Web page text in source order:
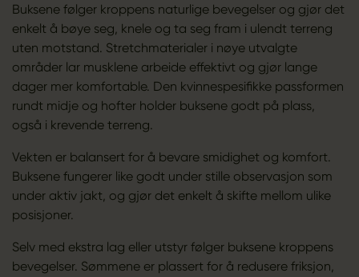
Buksene følger kroppens naturlige bevegelser og gjør det
enkelt å bøye seg, knele og ta seg fram i ulendt terreng
uten motstand. Stretchmaterialer i nøye utvalgte
områder lar musklene arbeide effektivt og gjør lange
dager mer komfortable. Den kvinnespesifikke passformen
rundt midje og hofter holder buksene godt på plass,
også i krevende terreng.
Vekten er balansert for å bevare smidighet og komfort.
Buksene fungerer like godt under stille observasjon som
under aktiv jakt, og gjør det enkelt å skifte mellom ulike
posisjoner.
Selv med ekstra lag eller utstyr følger buksene kroppens
bevegelser. Sømmene er plassert for å redusere friksjon,